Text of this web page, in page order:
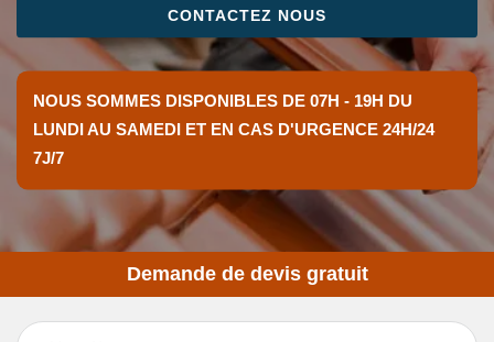
CONTACTEZ NOUS
NOUS SOMMES DISPONIBLES DE 07H - 19H DU
LUNDI AU SAMEDI ET EN CAS D'URGENCE 24H/24
7J/7
Demande de devis gratuit